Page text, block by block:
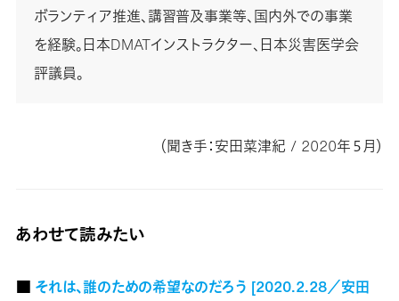
ボランティア推進、講習普及事業等、国内外での事業
を経験。日本DMATインストラクター、日本災害医学会
評議員。
（聞き手：安田菜津紀 / 2020年５月）
あわせて読みたい
■ それは、誰のための希望なのだろう [2020.2.28／安田